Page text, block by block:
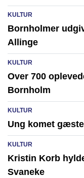
KULTUR
Bornholmer
Allinge
KULTUR
Over 700
Bornholm
KULTUR
Ung komet
KULTUR
Kristin Korb
Svaneke